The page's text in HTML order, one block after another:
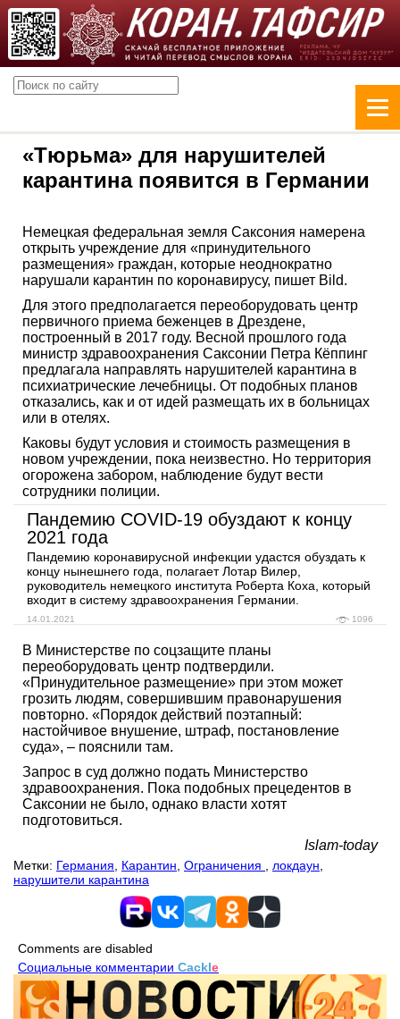
«Тюрьма» для нарушителей
карантина появится в Германии
Немецкая федеральная земля Саксония намерена
открыть учреждение для «принудительного
размещения» граждан, которые неоднократно
нарушали карантин по коронавирусу, пишет Bild.
Для этого предполагается переоборудовать центр
первичного приема беженцев в Дрездене,
построенный в 2017 году. Весной прошлого года
министр здравоохранения Саксонии Петра Кёппинг
предлагала направлять нарушителей карантина в
психиатрические лечебницы. От подобных планов
отказались, как и от идей размещать их в больницах
или в отелях.
Каковы будут условия и стоимость размещения в
новом учреждении, пока неизвестно. Но территория
огорожена забором, наблюдение будут вести
сотрудники полиции.
Пандемию COVID-19 обуздают к концу
2021 года
Пандемию коронавирусной инфекции удастся обуздать к
концу нынешнего года, полагает Лотар Вилер,
руководитель немецкого института Роберта Коха, который
входит в систему здравоохранения Германии.
14.01.2021 1096
В Министерстве по соцзащите планы
переоборудовать центр подтвердили.
«Принудительное размещение» при этом может
грозить людям, совершившим правонарушения
повторно. «Порядок действий поэтапный:
настойчивое внушение, штраф, постановление
суда», – пояснили там.
Запрос в суд должно подать Министерство
здравоохранения. Пока подобных прецедентов в
Саксонии не было, однако власти хотят
подготовиться.
Islam-today
Метки: Германия Карантин Ограничения локдаун
нарушители карантина
Comments are disabled
Социальные комментарии Cackle